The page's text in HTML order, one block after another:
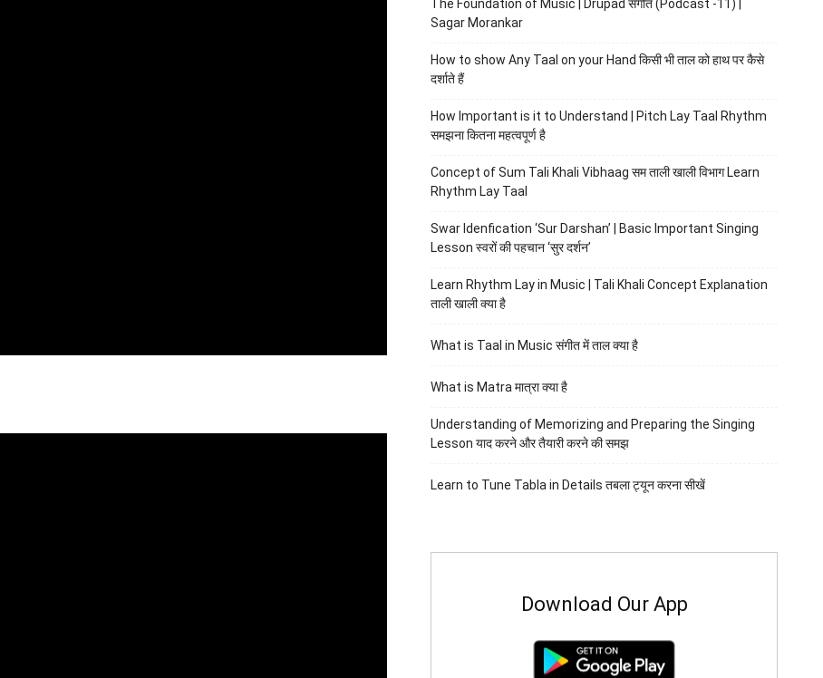
The Foundation of Music | Drupad संगीत (Podcast -11) |
Sagar Morankar
How to show Any Taal on your Hand किसी भी ताल को हाथ पर कैसे
दर्शाते हैं
How Important is it to Understand | Pitch Lay Taal Rhythm
समझना कितना महत्वपूर्ण है
Concept of Sum Tali Khali Vibhaag सम ताली खाली विभाग Learn
Rhythm Lay Taal
Swar Idenfication ‘Sur Darshan’ | Basic Important Singing
Lesson स्वरों की पहचान ‘सुर दर्शन’
Learn Rhythm Lay in Music | Tali Khali Concept Explanation
ताली खाली क्या है
What is Taal in Music संगीत में ताल क्या है
What is Matra मात्रा क्या है
Understanding of Memorizing and Preparing the Singing
Lesson याद करने और तैयारी करने की समझ
Learn to Tune Tabla in Details तबला ट्यून करना सीखें
Download Our App